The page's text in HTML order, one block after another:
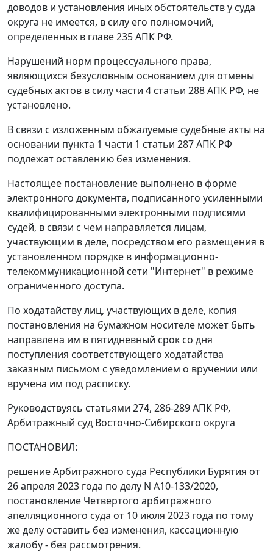
доводов и установления иных обстоятельств у суда
округа не имеется, в силу его полномочий,
определенных в главе 235 АПК РФ.
Нарушений норм процессуального права,
являющихся безусловным основанием для отмены
судебных актов в силу части 4 статьи 288 АПК РФ, не
установлено.
В связи с изложенным обжалуемые судебные акты на
основании пункта 1 части 1 статьи 287 АПК РФ
подлежат оставлению без изменения.
Настоящее постановление выполнено в форме
электронного документа, подписанного усиленными
квалифицированными электронными подписями
судей, в связи с чем направляется лицам,
участвующим в деле, посредством его размещения в
установленном порядке в информационно-
телекоммуникационной сети "Интернет" в режиме
ограниченного доступа.
По ходатайству лиц, участвующих в деле, копия
постановления на бумажном носителе может быть
направлена им в пятидневный срок со дня
поступления соответствующего ходатайства
заказным письмом с уведомлением о вручении или
вручена им под расписку.
Руководствуясь статьями 274, 286-289 АПК РФ,
Арбитражный суд Восточно-Сибирского округа
ПОСТАНОВИЛ:
решение Арбитражного суда Республики Бурятия от
26 апреля 2023 года по делу N А10-133/2020,
постановление Четвертого арбитражного
апелляционного суда от 10 июля 2023 года по тому
же делу оставить без изменения, кассационную
жалобу - без рассмотрения.